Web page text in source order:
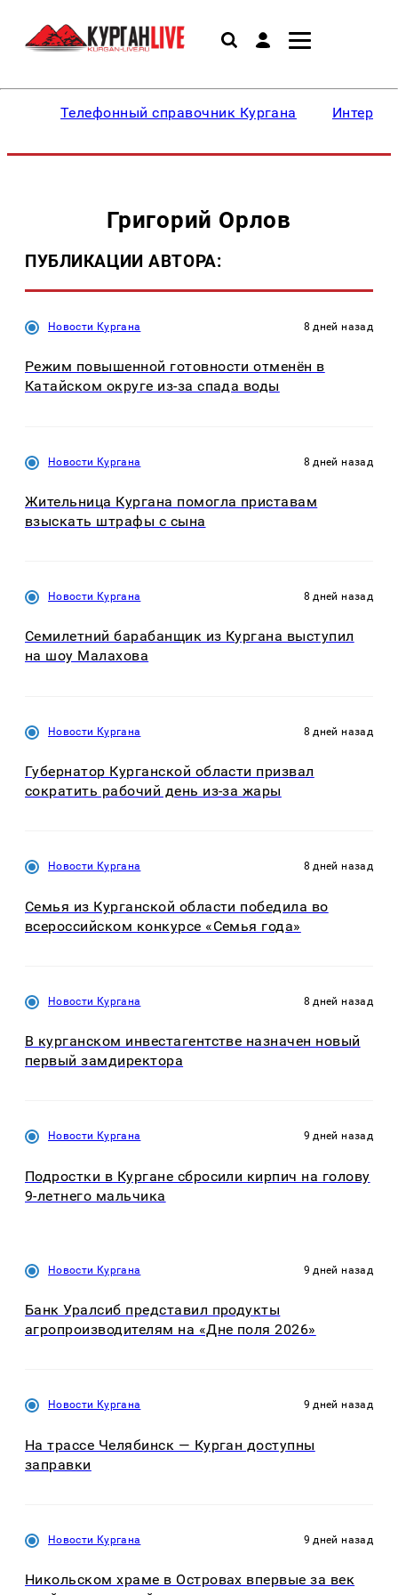
Телефонный справочник Кургана
Григорий Орлов
ПУБЛИКАЦИИ АВТОРА:
Новости Кургана 8 дней назад
Режим повышенной готовности отменён в
Катайском округе из-за спада воды
Новости Кургана 8 дней назад
Жительница Кургана помогла приставам
взыскать штрафы с сына
Новости Кургана 8 дней назад
Семилетний барабанщик из Кургана выступил
на шоу Малахова
Новости Кургана 8 дней назад
Губернатор Курганской области призвал
сократить рабочий день из-за жары
Новости Кургана 8 дней назад
Семья из Курганской области победила во
всероссийском конкурсе «Семья года»
Новости Кургана 8 дней назад
В курганском инвестагентстве назначен новый
первый замдиректора
Новости Кургана 9 дней назад
Подростки в Кургане сбросили кирпич на голову
9-летнего мальчика
Новости Кургана 9 дней назад
Банк Уралсиб представил продукты
агропроизводителям на «Дне поля 2026»
Новости Кургана 9 дней назад
На трассе Челябинск — Курган доступны
заправки
Новости Кургана 9 дней назад
Никольском храме в Островах впервые за век